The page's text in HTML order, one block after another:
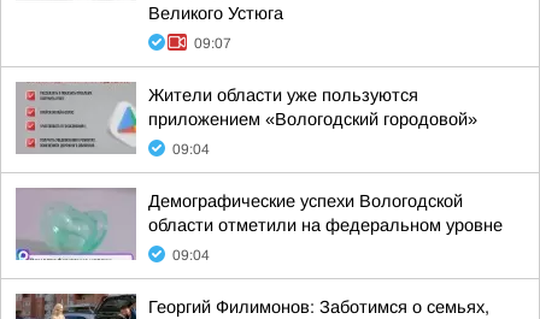
Великого Устюга
09:07
Жители области уже пользуются
приложением «Вологодский городовой»
09:04
Демографические успехи Вологодской
области отметили на федеральном уровне
09:04
Георгий Филимонов: Заботимся о семьях,